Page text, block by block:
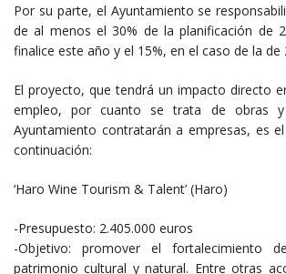
Por su parte, el Ayuntamiento se
de al menos el 30% de la planificación de
finalice este año y el 15%, en el caso de la de
El proyecto, que tendrá un impacto directo
empleo, por cuanto se trata de obras
Ayuntamiento contratarán a empresas, es
continuación:
‘Haro Wine Tourism & Talent’ (Haro)
-Presupuesto: 2.405.000 euros
-Objetivo: promover el fortalecimiento
patrimonio cultural y natural. Entre otras